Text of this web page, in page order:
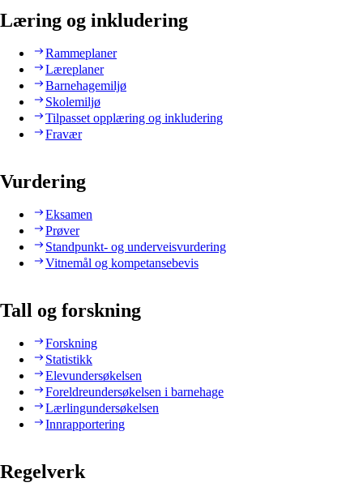
Læring og inkludering
Rammeplaner
Læreplaner
Barnehagemiljø
Skolemiljø
Tilpasset opplæring og inkludering
Fravær
Vurdering
Eksamen
Prøver
Standpunkt- og underveisvurdering
Vitnemål og kompetansebevis
Tall og forskning
Forskning
Statistikk
Elevundersøkelsen
Foreldreundersøkelsen i barnehage
Lærlingundersøkelsen
Innrapportering
Regelverk